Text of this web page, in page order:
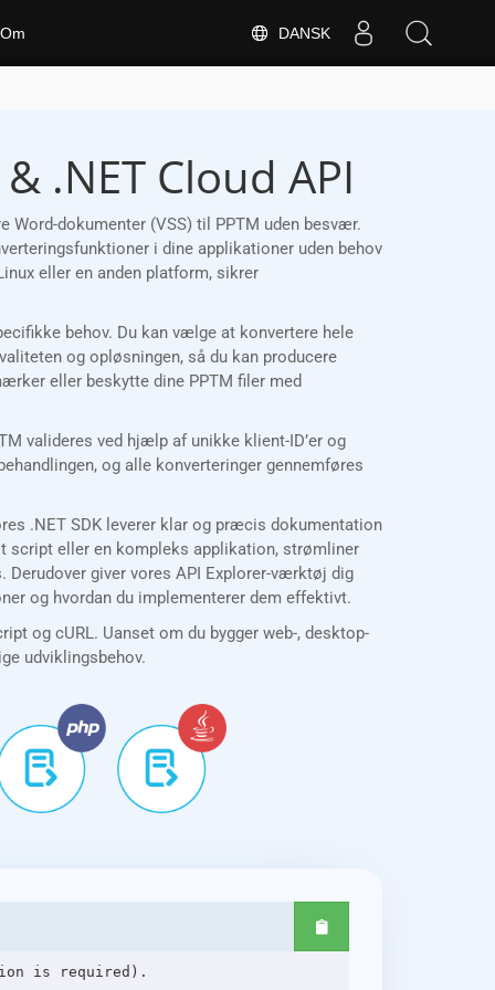
DANSK
Om
.NET Cloud API
Word-dokumenter (VSS) til PPTM uden besvær.
i dine applikationer uden behov
eller en anden platform, sikrer
behov. Du kan vælge at konvertere hele
og opløsningen, så du kan producere
eller beskytte dine PPTM filer med
valideres ved hjælp af unikke klient-ID’er og
og alle konverteringer gennemføres
.NET SDK leverer klar og præcis dokumentation
script eller en kompleks applikation, strømliner
giver vores API Explorer-værktøj dig
og hvordan du implementerer dem effektivt.
og cURL. Uanset om du bygger web-, desktop-
udviklingsbehov.
is required).